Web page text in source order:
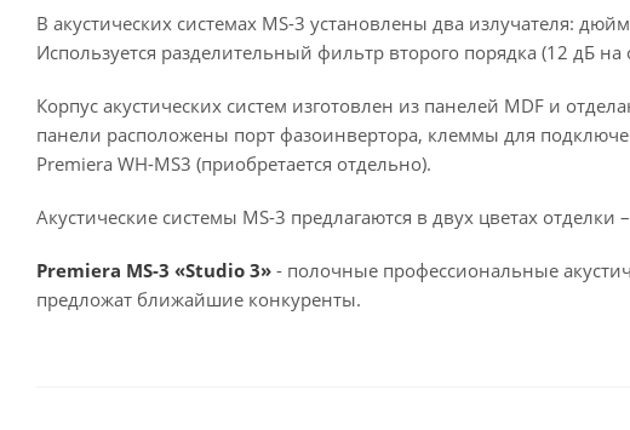
В акустических системах MS-3 установлены два излучателя:
Используется разделительный фильтр второго порядка (12 дБ
Корпус акустических систем изготовлен из панелей MDF и
панели расположены порт фазоинвертора, клеммы для
Premiera WH-MS3 (приобретается отдельно).
Акустические системы MS-3 предлагаются в двух цветах
Premiera MS-3 «Studio 3» - полочные профессиональные
предложат ближайшие конкуренты.